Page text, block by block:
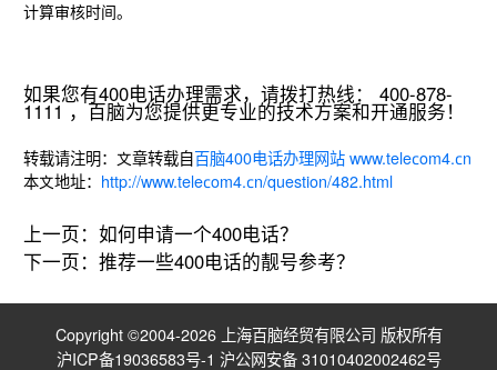
计算审核时间。
如果您有400电话办理需求，请拨打热线： 400-878-
1111 ，百脑为您提供更专业的技术方案和开通服务！
转载请注明：文章转载自百脑400电话办理网站 www.telecom4.cn
本文地址： http://www.telecom4.cn/question/482.html
上一页： 如何申请一个400电话？
下一页： 推荐一些400电话的靓号参考？
Copyright ©2004-2026 上海百脑经贸有限公司 版权所有
沪ICP备19036583号-1 沪公网安备 31010402002462号